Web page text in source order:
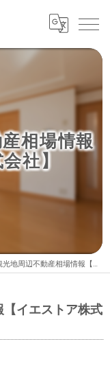
相場情報
社】
辺不動産相場情報【イエストア株式会社】
イエストア株式